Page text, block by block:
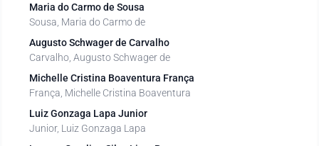
Maria do Carmo de Sousa
Sousa, Maria do Carmo de
Augusto Schwager de Carvalho
Carvalho, Augusto Schwager de
Michelle Cristina Boaventura França
França, Michelle Cristina Boaventura
Luiz Gonzaga Lapa Junior
Junior, Luiz Gonzaga Lapa